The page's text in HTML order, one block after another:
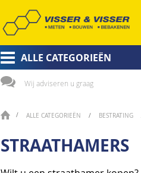
ALLE CATEGORIEËN
Wij adviseren u graag
ALLE CATEGORIEËN BESTRATING
STRAATHAMERS